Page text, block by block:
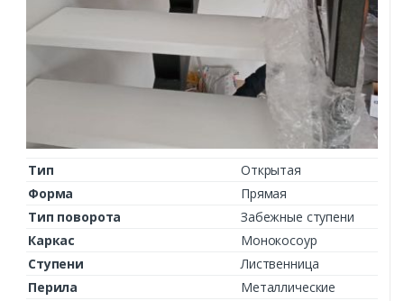
Тип
Открытая
Форма
Прямая
Тип поворота
Забежные ступени
Каркас
Монокосоур
Ступени
Лиственница
Перила
Металлические